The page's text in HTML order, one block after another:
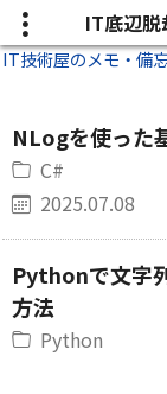
IT底辺脱
IT技術屋のメモ・備
NLogを使った
C#
2025.07.08
Pythonで文字
方法
Python